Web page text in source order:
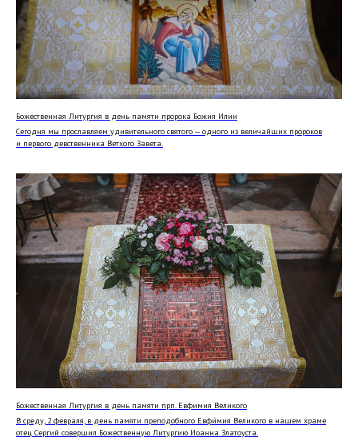
Божественная Литургия в день памяти пророка Божия Илии
Сегодня мы прославляем удивительного святого — одного из величайших пророков
и первого девственника Ветхого Завета.
Божественная Литургия в день памяти прп. Евфимия Великого
В среду, 2 февраля, в день памяти преподобного Евфи́мия Великого в нашем храме
отец Сергий совершил Божественную Литургию Иоанна Златоуста.
НАВИГАЦИЯ
О храме
Духовенство
Расписание богослужений
© 2020-2026
Кафедральный собор Лиссабона
в честь Всех святых